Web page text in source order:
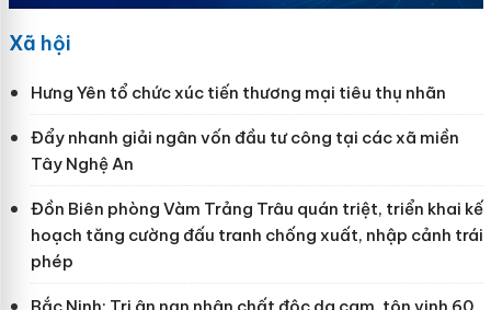
Xã hội
Hưng Yên tổ chức xúc tiến thương mại tiêu thụ nhãn
Đẩy nhanh giải ngân vốn đầu tư công tại các xã miền
Tây Nghệ An
Đồn Biên phòng Vàm Trảng Trâu quán triệt, triển khai kế
hoạch tăng cường đấu tranh chống xuất, nhập cảnh trái
phép